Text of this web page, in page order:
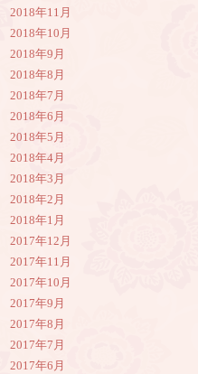
2018年11月
2018年10月
2018年9月
2018年8月
2018年7月
2018年6月
2018年5月
2018年4月
2018年3月
2018年2月
2018年1月
2017年12月
2017年11月
2017年10月
2017年9月
2017年8月
2017年7月
2017年6月